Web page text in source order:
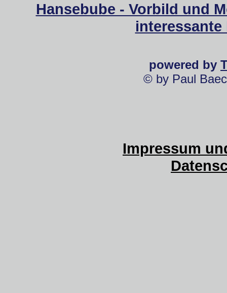
Hansebube - Vorbild und
powered by
© by Paul
Impressum